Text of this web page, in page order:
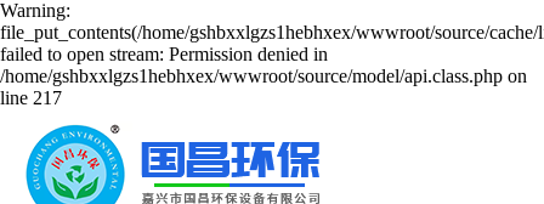
Warning:
file_put_contents(/home/gshbxxlgzs1hebhxex/wwwroot/source/cache/
failed to open stream: Permission denied in
/home/gshbxxlgzs1hebhxex/wwwroot/source/model/api.class.php on
line 217